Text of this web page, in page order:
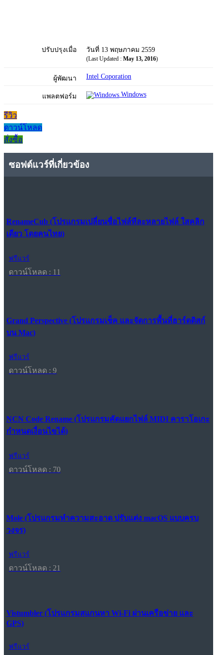
ปรับปรุงเมื่อ วันที่ 13 พฤษภาคม 2559
(Last Updated : May 13, 2016)
ผู้พัฒนา Intel Coporation
แพลตฟอร์ม Windows
รีวิว
ดาวน์โหลด
สั่งซื้อ
ซอฟต์แวร์ที่เกี่ยวข้อง
RenameCub (โปรแกรมเปลี่ยนชื่อไฟล์ทีละหลายไฟล์ ใสคลิก
เดียว โดยคนไทย)
ฟรีแวร์
ดาวน์โหลด : 11
Grand Perspective (โปรแกรมเช็ค และจัดการพื้นที่ฮาร์ดดิสก์
บน Mac)
ฟรีแวร์
ดาวน์โหลด : 9
NCN Code Rename (โปรแกรมคัดแยกไฟล์ MIDI คาราโอเกะ
กำหนดเงื่อนไขได้)
ฟรีแวร์
ดาวน์โหลด : 70
Mole (โปรแกรมทำความสะอาด ปรับแต่ง macOS แบบครบ
วงจร)
ฟรีแวร์
ดาวน์โหลด : 21
Vistumbler (โปรแกรมสแกนหา Wi-Fi ผ่านเครือข่าย และ
GPS)
ฟรีแวร์